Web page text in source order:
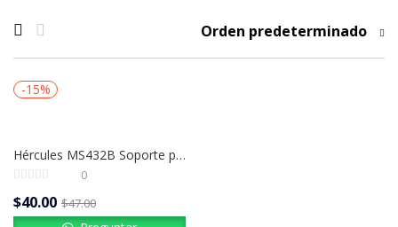
Orden predeterminado
-15%
Hércules MS432B Soporte para micrófono con trípode de giro rápido y pluma 2 en 1
0
$40.00 $47.00